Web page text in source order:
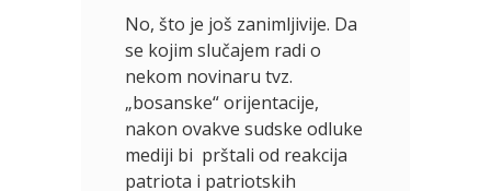
No, što je još zanimljivije. Da
se kojim slučajem radi o
nekom novinaru tvz.
„bosanske“ orijentacije,
nakon ovakve sudske odluke
mediji bi prštali od reakcija
patriota i patriotskih